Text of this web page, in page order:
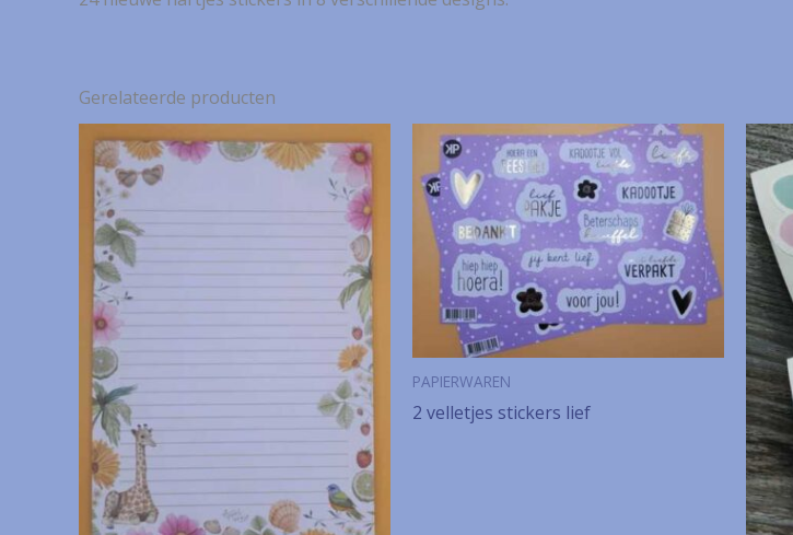
Gerelateerde producten
PAPIERWAREN
2 velletjes stickers lief